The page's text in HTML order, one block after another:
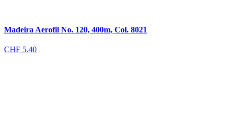
Madeira Aerofil No. 120, 400m, Col. 8021
CHF 5.40